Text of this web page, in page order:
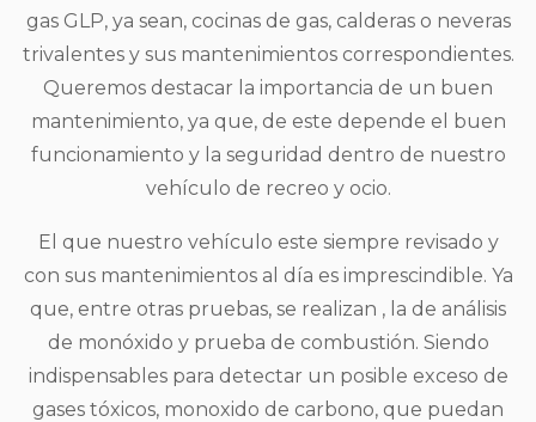
gas GLP, ya sean, cocinas de gas, calderas o neveras
trivalentes y sus mantenimientos correspondientes.
Queremos destacar la importancia de un buen
mantenimiento, ya que, de este depende el buen
funcionamiento y la seguridad dentro de nuestro
vehículo de recreo y ocio.
El que nuestro vehículo este siempre revisado y
con sus mantenimientos al día es imprescindible. Ya
que, entre otras pruebas, se realizan , la de análisis
de monóxido y prueba de combustión. Siendo
indispensables para detectar un posible exceso de
gases tóxicos, monoxido de carbono, que puedan